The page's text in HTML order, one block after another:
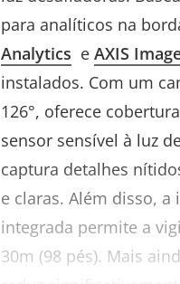
para analíticos na
Analytics e AXIS
instalados. Com um
126°, oferece
sensor sensível à luz
captura detalhes
e claras. Além disso,
integrada permite a
30m (98 pés). Mais